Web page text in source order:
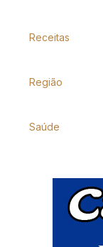
Receitas
Região
Saúde